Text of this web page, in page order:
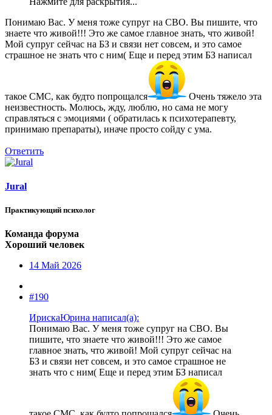
Понимаю Вас. У меня тоже супруг на СВО. Вы пишите, что
знаете что живой!!! Это же самое главное знать, что живой!
Мой супруг сейчас на БЗ и связи нет совсем, и это самое
страшное не знать что с ним( Еще и перед этим БЗ написал
такое СМС, как будто попрощался
Очень тяжело эта
неизвестность. Молюсь, жду, люблю, но сама не могу
справляться с эмоциями ( обратилась к психотерапевту,
принимаю препараты), иначе просто сойду с ума.
Ответить
Jural
Практикующий психолог
Команда форума
Хороший человек
14 Май 2026
#190
ИрискаЮрина написал(а):
Понимаю Вас. У меня тоже супруг на СВО. Вы
пишите, что знаете что живой!!! Это же самое
главное знать, что живой! Мой супруг сейчас на
БЗ и связи нет совсем, и это самое страшное не
знать что с ним( Еще и перед этим БЗ написал